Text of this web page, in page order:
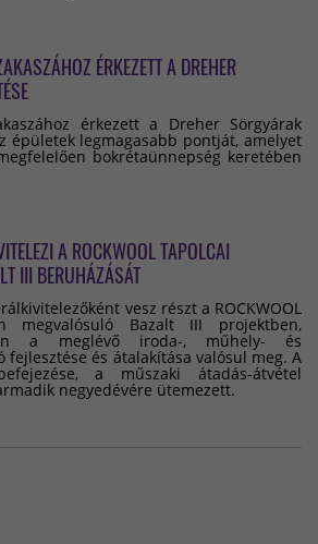
ÉRKEZETT A DREHER
érkezett a Dreher Sörgyárak
épületek legmagasabb pontját, amelyet
bokrétaünnepség keretében
A ROCKWOOL TAPOLCAI
III BERUHÁZÁSÁT
vesz részt a ROCKWOOL
megvalósuló Bazalt III projektben,
a meglévő iroda-, műhely- és
fejlesztése és átalakítása valósul meg. A
a műszaki átadás-átvétel
negyedévére ütemezett.